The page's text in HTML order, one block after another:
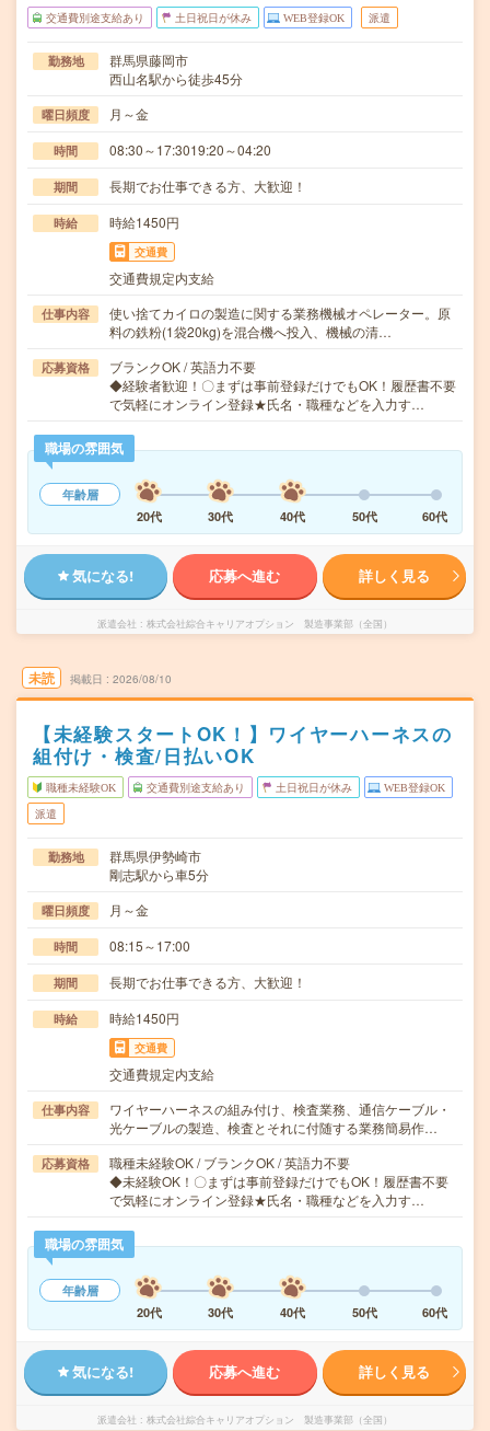
交通費別途支給あり 土日祝日が休み WEB登録OK 派遣
勤務地
群馬県藤岡市
西山名駅から徒歩45分
曜日頻度 月～金
時間 08:30～17:3019:20～04:20
期間 長期でお仕事できる方、大歓迎！
時給 時給1450円
交通費
交通費規定内支給
仕事内容
使い捨てカイロの製造に関する業務機械オペレーター。原
料の鉄粉(1袋20kg)を混合機へ投入、機械の清…
応募資格
ブランクOK / 英語力不要
◆経験者歓迎！〇まずは事前登録だけでもOK！履歴書不要
で気軽にオンライン登録★氏名・職種などを入力す…
職場の雰囲気
年齢層
20代
30代 40代 50代 60代
気になる! 応募へ進む 詳しく見る
派遣会社 株式会社綜合キャリアオプション 製造事業部（全国）
未読 掲載日 2026/08/10
【未経験スタートOK！】ワイヤーハーネスの
組付け・検査/日払いOK
職種未経験OK 交通費別途支給あり 土日祝日が休み WEB登録OK
派遣
勤務地
群馬県伊勢崎市
剛志駅から車5分
曜日頻度 月～金
時間 08:15～17:00
期間 長期でお仕事できる方、大歓迎！
時給 時給1450円
交通費
交通費規定内支給
仕事内容
ワイヤーハーネスの組み付け、検査業務、通信ケーブル・
光ケーブルの製造、検査とそれに付随する業務簡易作…
応募資格
職種未経験OK / ブランクOK / 英語力不要
◆未経験OK！〇まずは事前登録だけでもOK！履歴書不要
で気軽にオンライン登録★氏名・職種などを入力す…
職場の雰囲気
年齢層
20代
30代 40代 50代 60代
気になる! 応募へ進む 詳しく見る
派遣会社 株式会社綜合キャリアオプション 製造事業部（全国）